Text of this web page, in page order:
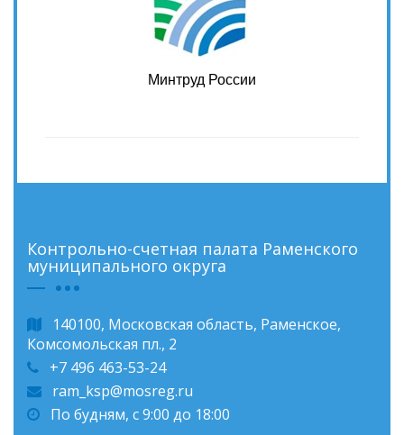
Минтруд России
Контрольно-счетная палата Раменского
муниципального округа
140100, Московская область, Раменское,
Комсомольская пл., 2
+7 496 463-53-24
ram_ksp@mosreg.ru
По будням, с 9:00 до 18:00